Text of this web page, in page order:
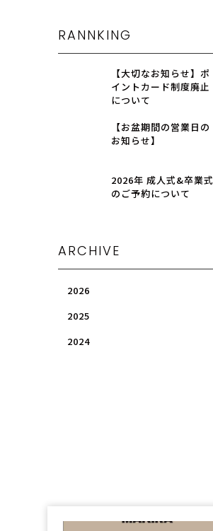
RANNKING
【大切なお知らせ】ポ
イントカード制度廃止
について
【お盆期間の営業日の
お知らせ】
2026年 成人式&卒業式
のご予約について
ARCHIVE
2026
2025
2024